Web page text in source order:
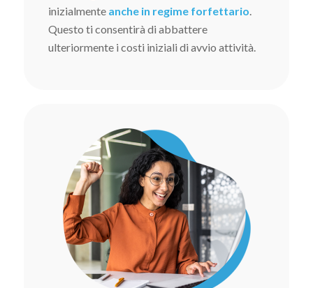
inizialmente anche in regime forfettario
Questo ti consentirà di abbattere
ulteriormente i costi iniziali di avvio attività.